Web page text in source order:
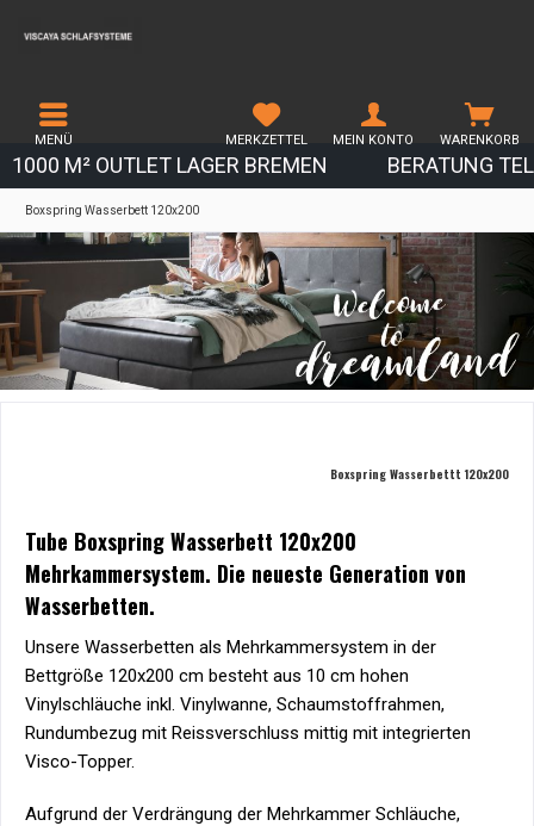
1000 M² OUTLET LAGER BREMEN BERATUNG
MENÜ WARENKORB
MERKZETTEL MEIN KONTO
Boxspring Wasserbett 120x200
Boxspring Wasserbettt 120x200
Tube Boxspring Wasserbett 120x200
Mehrkammersystem. Die neueste Generation von
Wasserbetten.
Unsere Wasserbetten als Mehrkammersystem in der
Bettgröße 120x200 cm besteht aus 10 cm hohen
Vinylschläuche inkl. Vinylwanne, Schaumstoffrahmen,
Rundumbezug mit Reissverschluss mittig mit integrierten
Visco-Topper.
Aufgrund der Verdrängung der Mehrkammer Schläuche,